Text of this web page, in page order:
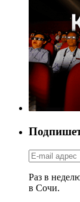
Раз в
в Сочи.